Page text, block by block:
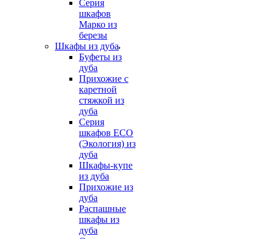
Серия
шкафов
Марко из
березы
Шкафы из дуба
Буфеты из
дуба
Прихожие с
каретной
стяжкой из
дуба
Серия
шкафов ECO
(Экология) из
дуба
Шкафы-купе
из дуба
Прихожие из
дуба
Распашные
шкафы из
дуба